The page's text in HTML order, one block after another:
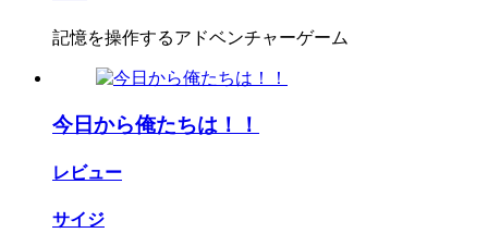
記憶を操作するアドベンチャーゲーム
今日から俺たちは！！
レビュー
サイジ